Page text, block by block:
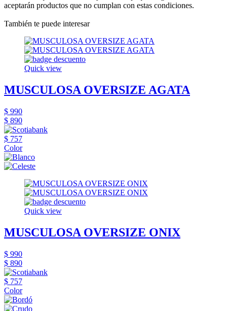
aceptarán productos que no cumplan con estas condiciones.
También te puede interesar
Quick view
MUSCULOSA OVERSIZE AGATA
$ 990
$ 890
$ 757
Color
Quick view
MUSCULOSA OVERSIZE ONIX
$ 990
$ 890
$ 757
Color